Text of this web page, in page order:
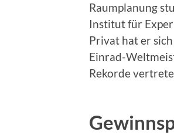
Raumplanung
Institut für
Privat hat er
Einrad-
Rekorde